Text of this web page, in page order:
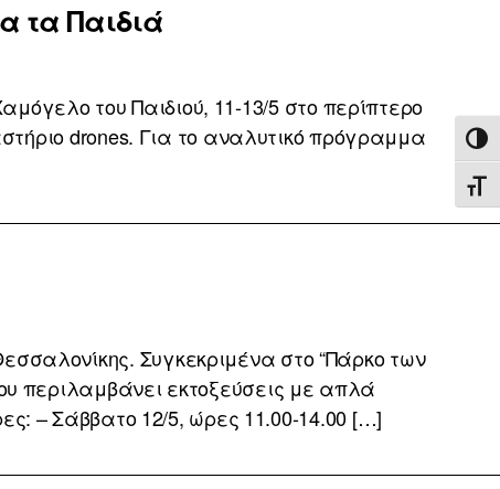
τα Παιδιά
του Παιδιού, 11-13/5 στο περίπτερο
drones. Για το αναλυτικό πρόγραμμα
Συγκεκριμένα στο “Πάρκο των
περιλαμβάνει εκτοξεύσεις με απλά
– Σάββατο 12/5, ώρες 11.00-14.00 […]